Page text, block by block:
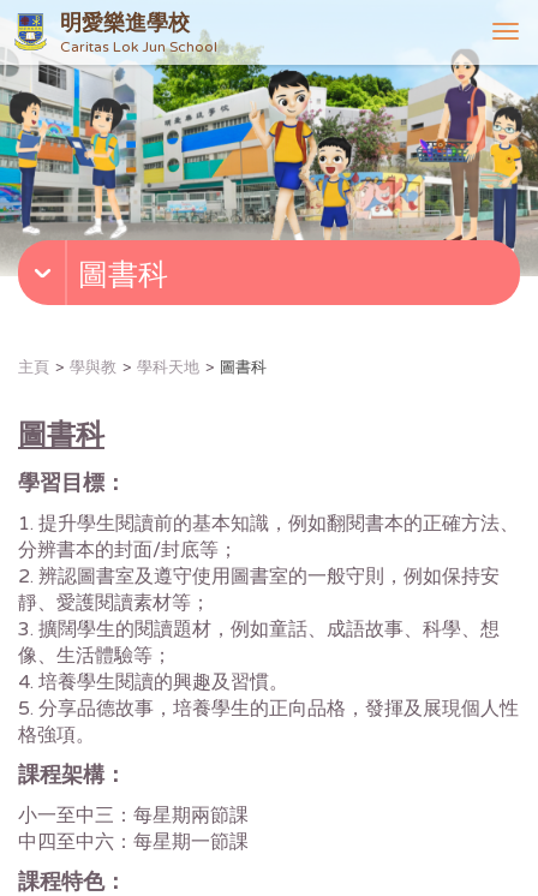
明愛樂進學校
Caritas Lok Jun School
T
o
g
g
l
e
n
v
g
圖書科
主頁 學與教 學科天地 圖書科
圖書科
學習目標：
1. 提升學生閱讀前的基本知識，例如翻閱書本的正確方法、
分辨書本的封面/封底等；
2. 辨認圖書室及遵守使用圖書室的一般守則，例如保持安
靜、愛護閱讀素材等；
3. 擴闊學生的閱讀題材，例如童話、成語故事、科學、想
像、生活體驗等；
4. 培養學生閱讀的興趣及習慣。
5. 分享品德故事，培養學生的正向品格，發揮及展現個人性
格強項。
課程架構：
小一至中三：每星期兩節課
中四至中六：每星期一節課
課程特色：